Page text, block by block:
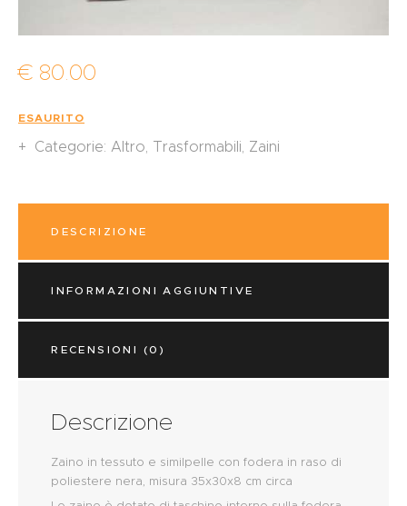
€ 80.00
ESAURITO
Categorie:Altro, Trasformabili, Zaini
DESCRIZIONE
INFORMAZIONI AGGIUNTIVE
RECENSIONI (0)
Descrizione
Zaino in tessuto e similpelle con fodera in raso di
poliestere nera, misura 35x30x8 cm circa